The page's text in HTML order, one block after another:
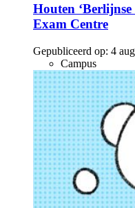
Houten
Exam Centre
Gepubliceerd op: 4
Campus